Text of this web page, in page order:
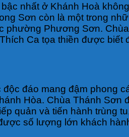
nhất ở Khánh Hoà
Sơn còn là một trong
phường Phương Sơn.
Ca tọa thiền được
đáo mang đậm phong
Hòa. Chùa Thánh
quản và tiến hành trùng
số lượng lớn khách